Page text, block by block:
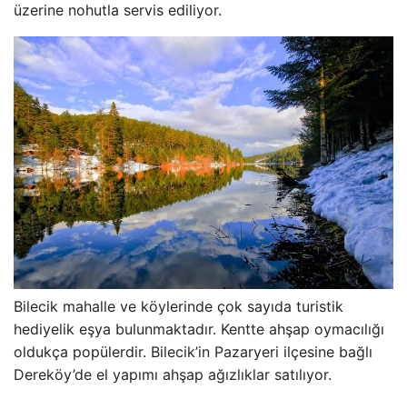
üzerine nohutla servis ediliyor.
Bilecik mahalle ve köylerinde çok sayıda turistik
hediyelik eşya bulunmaktadır. Kentte ahşap oymacılığı
oldukça popülerdir. Bilecik’in Pazaryeri ilçesine bağlı
Dereköy’de el yapımı ahşap ağızlıklar satılıyor.